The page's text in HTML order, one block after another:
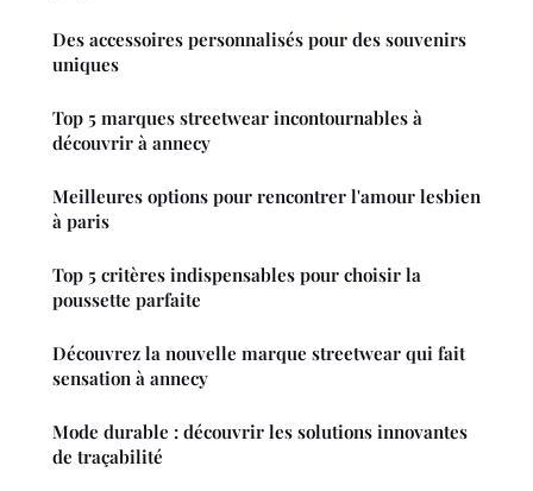
Des accessoires personnalisés pour des souvenirs
uniques
Top 5 marques streetwear incontournables à
découvrir à annecy
Meilleures options pour rencontrer l'amour lesbien
à paris
Top 5 critères indispensables pour choisir la
poussette parfaite
Découvrez la nouvelle marque streetwear qui fait
sensation à annecy
Mode durable : découvrir les solutions innovantes
de traçabilité